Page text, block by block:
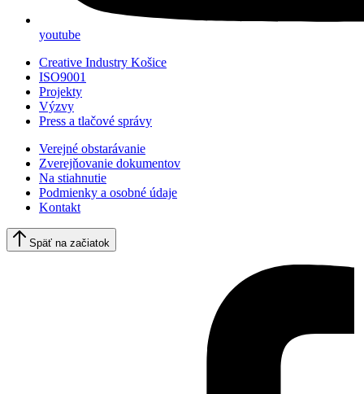
youtube
Creative Industry Košice
ISO9001
Projekty
Výzvy
Press a tlačové správy
Verejné obstarávanie
Zverejňovanie dokumentov
Na stiahnutie
Podmienky a osobné údaje
Kontakt
Späť na začiatok